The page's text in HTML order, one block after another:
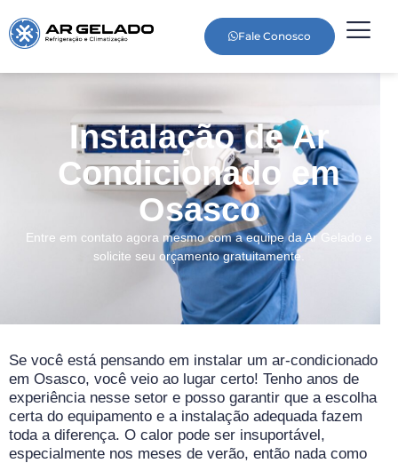
Fale Conosco
Instalação de Ar
Condicionado em
Osasco
Entre em contato agora mesmo com a equipe da Ar Gelado e
solicite seu orçamento gratuitamente.
Se você está pensando em instalar um ar-condicionado
em Osasco, você veio ao lugar certo! Tenho anos de
experiência nesse setor e posso garantir que a escolha
certa do equipamento e a instalação adequada fazem
toda a diferença. O calor pode ser insuportável,
especialmente nos meses de verão, então nada como